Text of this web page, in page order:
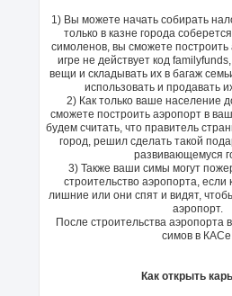
1) Вы можете начать собирать
только в казне города
симоленов, вы сможете построить
игре не действует код
вещи и складывать их в багаж
использовать и продавать
2) Как только ваше население
сможете построить аэропорт в
будем считать, что правитель
город, решил сделать такой
развивающемуся
3) Также ваши симы могут
строительство аэропорта, если
лишние или они спят и видят,
аэропорт.
После строительства аэропорта
симов в
Как открыть